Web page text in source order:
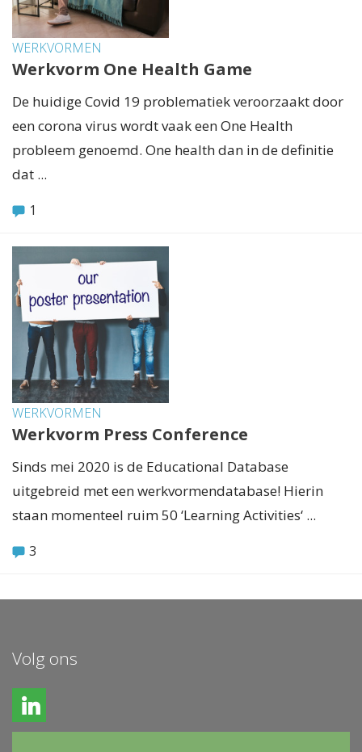
WERKVORMEN
Werkvorm One Health Game
De huidige Covid 19 problematiek veroorzaakt door
een corona virus wordt vaak een One Health
probleem genoemd. One health dan in de definitie
dat ...
1
WERKVORMEN
Werkvorm Press Conference
Sinds mei 2020 is de Educational Database
uitgebreid met een werkvormendatabase! Hierin
staan momenteel ruim 50 ‘Learning Activities‘ ...
3
Volg ons